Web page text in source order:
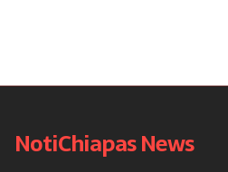
NotiChiapas News